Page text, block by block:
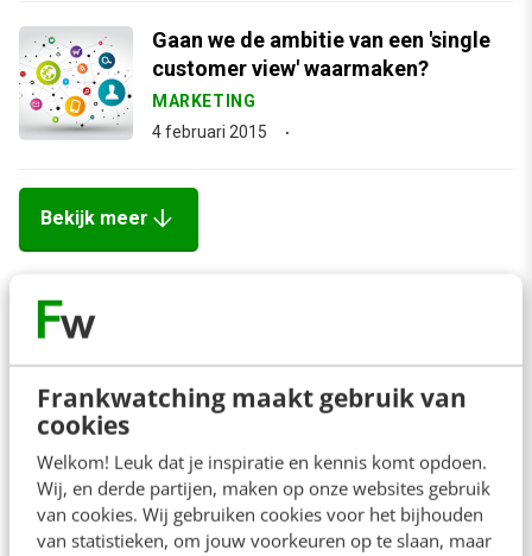
Frankwatching maakt gebruik van
cookies
Welkom! Leuk dat je inspiratie en kennis komt opdoen.
Wij, en derde partijen, maken op onze websites gebruik
van cookies. Wij gebruiken cookies voor het bijhouden
van statistieken, om jouw voorkeuren op te slaan, maar
Gaan we de ambitie van een 'single
customer view' waarmaken?
MARKETING
4 februari 2015
Bekijk meer arrow_downward
Trainingen
E-mailmarketing & AI
1 dag 885,-